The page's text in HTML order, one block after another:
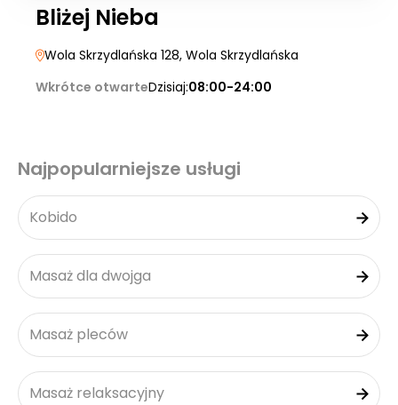
Bliżej Nieba
Wola Skrzydlańska 128, Wola Skrzydlańska
Wkrótce otwarteDzisiaj:08:00-24:00
Najpopularniejsze usługi
Kobido
Masaż dla dwojga
Masaż pleców
Masaż relaksacyjny